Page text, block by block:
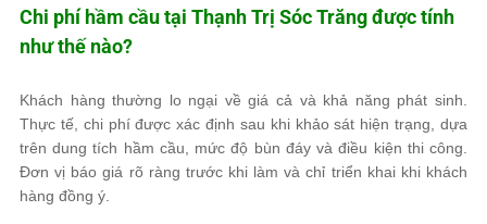
Chi phí hầm cầu tại Thạnh Trị Sóc Trăng được tính
như thế nào?
Khách hàng thường lo ngại về giá cả và khả năng phát sinh.
Thực tế, chi phí được xác định sau khi khảo sát hiện trạng, dựa
trên dung tích hầm cầu, mức độ bùn đáy và điều kiện thi công.
Đơn vị báo giá rõ ràng trước khi làm và chỉ triển khai khi khách
hàng đồng ý.